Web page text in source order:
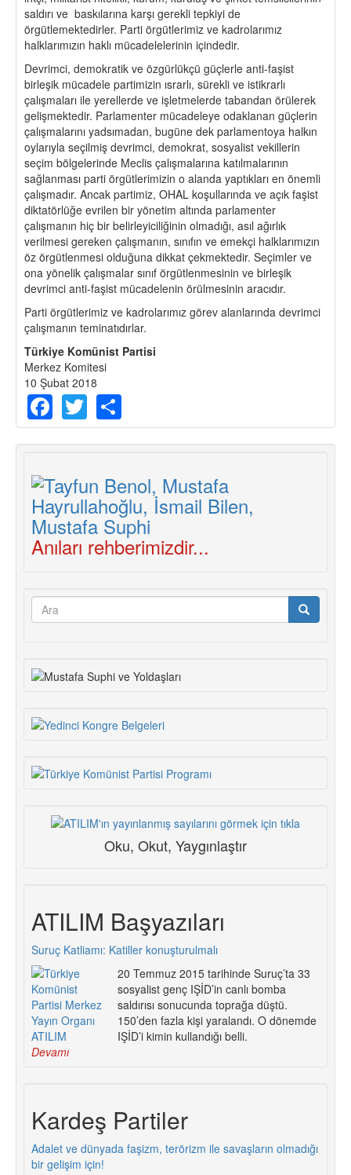
saldırı ve baskılarına karşı gerekli tepkiyi de
örgütlemektedirler. Parti örgütlerimiz ve kadrolarımız
halklarımızın haklı mücadelelerinin içindedir.
Devrimci, demokratik ve özgürlükçü güçlerle anti-faşist
birleşik mücadele partimizin ısrarlı, sürekli ve istikrarlı
çalışmaları ile yerellerde ve işletmelerde tabandan örülerek
gelişmektedir. Parlamenter mücadeleye odaklanan güçlerin
çalışmalarını yadsımadan, bugüne dek parlamentoya halkın
oylarıyla seçilmiş devrimci, demokrat, sosyalist vekillerin
seçim bölgelerinde Meclis çalışmalarına katılmalarının
sağlanması parti örgütlerimizin o alanda yaptıkları en önemli
çalışmadır. Ancak partimiz, OHAL koşullarında ve açık faşist
diktatörlüğe evrilen bir yönetim altında parlamenter
çalışmanın hiç bir belirleyiciliğinin olmadığı, asıl ağırlık
verilmesi gereken çalışmanın, sınıfın ve emekçi halklarımızın
öz örgütlenmesi olduğuna dikkat çekmektedir. Seçimler ve
ona yönelik çalışmalar sınıf örgütlenmesinin ve birleşik
devrimci anti-faşist mücadelenin örülmesinin aracıdır.
Parti örgütlerimiz ve kadrolarımız görev alanlarında devrimci
çalışmanın teminatıdırlar.
Türkiye Komünist Partisi
Merkez Komitesi
10 Şubat 2018
Facebook
Twitter
Anıları rehberimizdir...
Arama
Oku, Okut, Yaygınlaştır
ATILIM Başyazıları
Suruç Katliamı: Katiller konuşturulmalı
20 Temmuz 2015 tarihinde Suruç’ta 33
sosyalist genç IŞİD’in canlı bomba
saldırısı sonucunda toprağa düştü.
150’den fazla kişi yaralandı. O dönemde
IŞİD’i kimin kullandığı belli.
Devamı
Kardeş Partiler
Adalet ve dünyada faşizm, terörizm ile savaşların olmadığı
bir gelişim için!